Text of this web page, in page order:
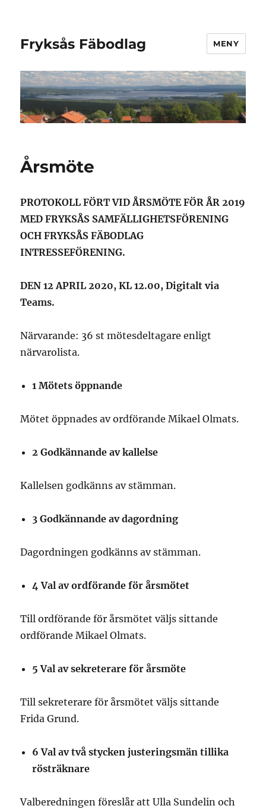
Fryksås Fäbodlag MENY
Årsmöte
PROTOKOLL FÖRT VID ÅRSMÖTE FÖR ÅR 2019
MED FRYKSÅS SAMFÄLLIGHETSFÖRENING
OCH FRYKSÅS FÄBODLAG
INTRESSEFÖRENING.
DEN 12 APRIL 2020, KL 12.00, Digitalt via
Teams.
Närvarande: 36 st mötesdeltagare enligt
närvarolista.
1 Mötets öppnande
Mötet öppnades av ordförande Mikael Olmats.
2 Godkännande av kallelse
Kallelsen godkänns av stämman.
3 Godkännande av dagordning
Dagordningen godkänns av stämman.
4 Val av ordförande för årsmötet
Till ordförande för årsmötet väljs sittande
ordförande Mikael Olmats.
5 Val av sekreterare för årsmöte
Till sekreterare för årsmötet väljs sittande
Frida Grund.
6 Val av två stycken justeringsmän tillika
rösträknare
Valberedningen föreslår att Ulla Sundelin och